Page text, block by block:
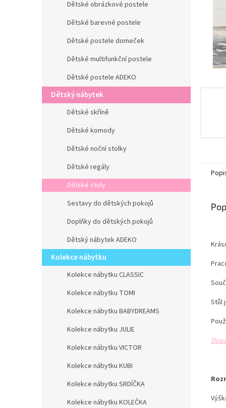
Dětské obrázkové postele
Dětské barevné postele
Dětské postele domeček
Dětské multifunkční postele
Dětské postele ADEKO
Dětský nábytek
Dětské skříně
Dětské komody
Dětské noční stolky
Dětské regály
Dětské stoly
Sestavy do dětských pokojů
Doplňky do dětských pokojů
Dětský nábytek ADEKO
Kolekce nábytku
Kolekce nábytku CLASSIC
Kolekce nábytku TOMI
Kolekce nábytku BABYDREAMS
Kolekce nábytku JULIE
Kolekce nábytku VICTOR
Kolekce nábytku KUBI
Kolekce nábytku SRDÍČKA
Kolekce nábytku KOLEČKA
Stůl